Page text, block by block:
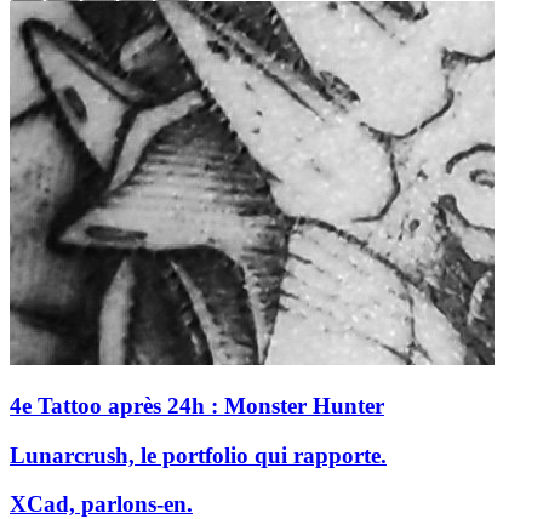
4e Tattoo après 24h : Monster Hunter
Lunarcrush, le portfolio qui rapporte.
XCad, parlons-en.